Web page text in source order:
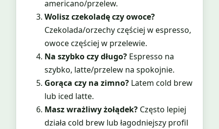
americano/przelew.
Wolisz czekoladę czy owoce?
Czekolada/orzechy częściej w espresso,
owoce częściej w przelewie.
Na szybko czy długo? Espresso na
szybko, latte/przelew na spokojnie.
Gorąca czy na zimno? Latem cold brew
lub iced latte.
Masz wrażliwy żołądek? Często lepiej
działa cold brew lub łagodniejszy profil